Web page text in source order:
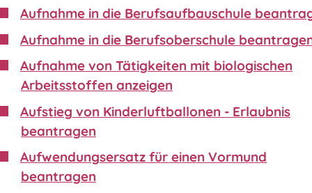
Aufnahme in die Berufsaufbauschule
Aufnahme in die Berufsoberschule
Aufnahme von Tätigkeiten mit biologischen
Arbeitsstoffen anzeigen
Aufstieg von Kinderluftballonen - Erlaubnis
beantragen
Aufwendungsersatz für einen Vormund
beantragen